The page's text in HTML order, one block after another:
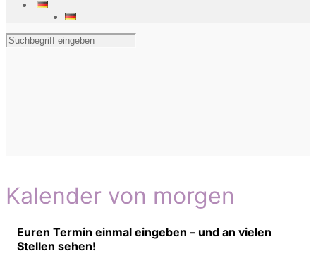
Kalender von morgen
Euren Termin einmal eingeben – und an vielen
Stellen sehen!